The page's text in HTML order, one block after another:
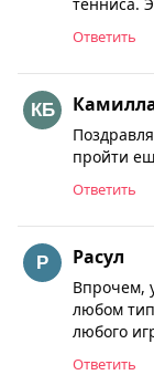
Ответить
пройти
Ответить
Расул
Впрочем,
любом
любого
Ответить